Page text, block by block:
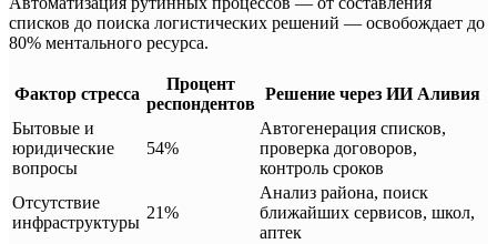
списков до поиска логистических решений — освобождает до
80% ментального ресурса.
Фактор стресса
Процент
респондентов
Решение через ИИ Аливия
Бытовые и
юридические
вопросы
54%
Автогенерация списков,
проверка договоров,
контроль сроков
Отсутствие
инфраструктуры
21%
Анализ района, поиск
ближайших сервисов, школ,
аптек